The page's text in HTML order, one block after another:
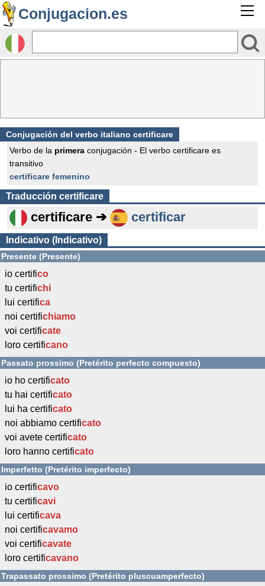
Conjugacion.es
Conjugación del verbo italiano certificare
Verbo de la primera conjugación - El verbo certificare es
transitivo
certificare femenino
Traducción certificare
certificare ➔ certificar
Indicativo (Indicativo)
Presente (Presente)
io certifico
tu certifichi
lui certifica
noi certifichiamo
voi certificate
loro certificano
Passato prossimo (Pretérito perfecto compuesto)
io ho certificato
tu hai certificato
lui ha certificato
noi abbiamo certificato
voi avete certificato
loro hanno certificato
Imperfetto (Pretérito imperfecto)
io certificavo
tu certificavi
lui certificava
noi certificavamo
voi certificavate
loro certificavano
Trapassato prossimo (Pretérito pluscuamperfecto)